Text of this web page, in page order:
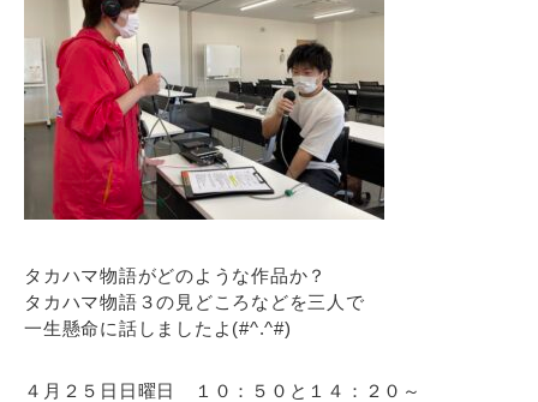
タカハマ物語がどのような作品か？
タカハマ物語３の見どころなどを三人で
一生懸命に話しましたよ(#^.^#)
４月２５日日曜日 １０：５０と１４：２０～